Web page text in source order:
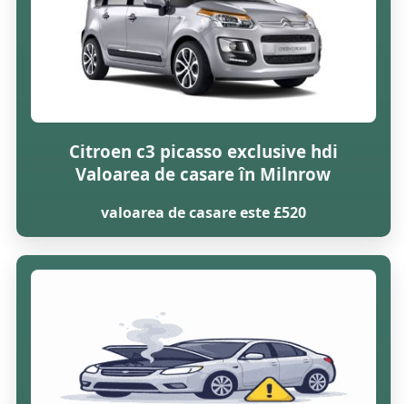
Citroen c3 picasso exclusive hdi
Valoarea de casare în Milnrow
valoarea de casare este £520